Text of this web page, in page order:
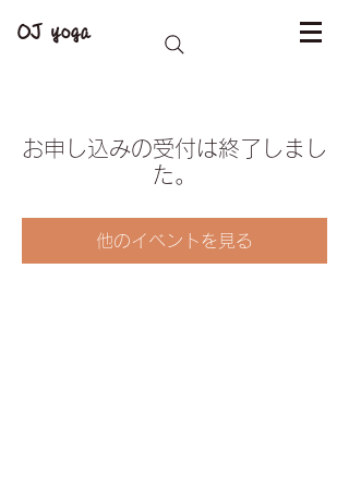
OJ yoga
お申し込みの受付は終了しまし
た。
他のイベントを見る